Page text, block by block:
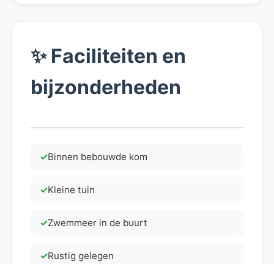
✨Faciliteiten en
bijzonderheden
Binnen bebouwde kom
Kleine tuin
Zwemmeer in de buurt
Rustig gelegen